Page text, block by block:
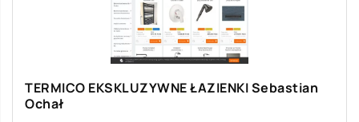
TERMICO EKSKLUZYWNE ŁAZIENKI Sebastian
Ochał